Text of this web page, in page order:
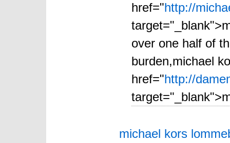
href="http://
over one half of
burden,michael
href="http://
michael kors